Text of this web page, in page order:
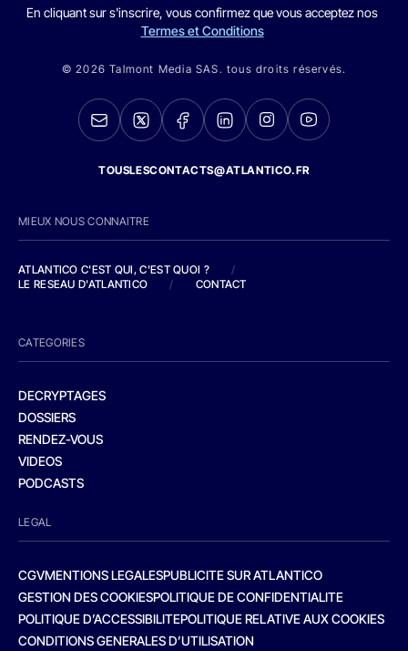
En cliquant sur s'inscrire, vous confirmez que vous acceptez nos
Termes et Conditions
© 2026 Talmont Media SAS. tous droits réservés.
TOUSLESCONTACTS@ATLANTICO.FR
MIEUX NOUS CONNAITRE
ATLANTICO C'EST QUI, C'EST QUOI ?
/
LE RESEAU D'ATLANTICO
/ CONTACT
CATEGORIES
DECRYPTAGES
DOSSIERS
RENDEZ-VOUS
VIDEOS
PODCASTS
LEGAL
CGVMENTIONS LEGALESPUBLICITE SUR ATLANTICO
GESTION DES COOKIESPOLITIQUE DE CONFIDENTIALITE
POLITIQUE D’ACCESSIBILITEPOLITIQUE RELATIVE AUX COOKIES
CONDITIONS GENERALES D’UTILISATION